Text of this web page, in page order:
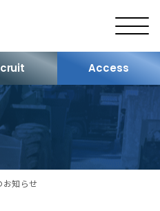
Access
お知らせ